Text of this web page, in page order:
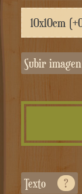
Subir
Texto ?